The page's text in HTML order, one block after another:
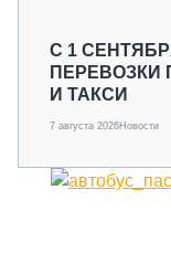
С 1
ПЕРЕВОЗКИ
И ТАКСИ
7 августа 2026Новости